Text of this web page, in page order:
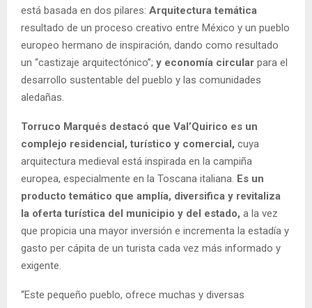
está basada en dos pilares: Arquitectura temática
resultado de un proceso creativo entre México y un pueblo
europeo hermano de inspiración, dando como resultado
un “castizaje arquitectónico”; y economía circular para el
desarrollo sustentable del pueblo y las comunidades
aledañas.
Torruco Marqués destacó que Val’Quirico es un
complejo residencial, turístico y comercial, cuya
arquitectura medieval está inspirada en la campiña
europea, especialmente en la Toscana italiana. Es un
producto temático que amplía, diversifica y revitaliza
la oferta turística del municipio y del estado, a la vez
que propicia una mayor inversión e incrementa la estadía y
gasto per cápita de un turista cada vez más informado y
exigente.
“Este pequeño pueblo, ofrece muchas y diversas